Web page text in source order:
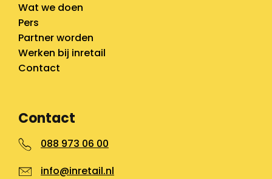
Wat we doen
Pers
Partner worden
Werken bij inretail
Contact
Contact
088 973 06 00
info@inretail.nl